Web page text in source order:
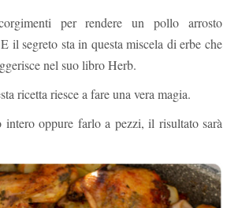
per rendere un pollo arrosto
il segreto sta in questa miscela di erbe che
nel suo libro Herb.
ricetta riesce a fare una vera magia.
intero oppure farlo a pezzi, il risultato sarà